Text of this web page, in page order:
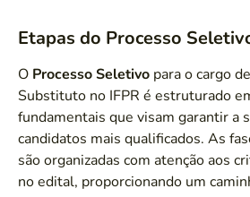
Etapas do Processo
O Processo Seletivo para o cargo
Substituto no IFPR é estruturado
fundamentais que visam garantir a
candidatos mais qualificados. As
são organizadas com atenção aos
no edital, proporcionando um